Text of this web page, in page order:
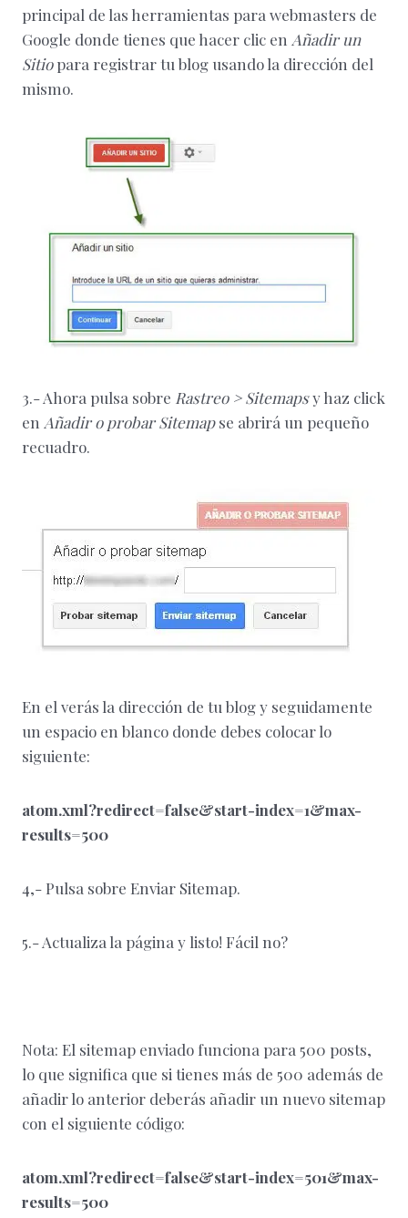
principal de las herramientas para webmasters de
Google donde tienes que hacer clic en Añadir un
Sitiopara registrar tu blog usando la dirección del
mismo.
3.- Ahora pulsa sobre Rastreo > Sitemapsy haz click
en Añadir o probar Sitemapse abrirá un pequeño
recuadro.
En el verás la dirección de tu blog y seguidamente
un espacio en blanco donde debes colocar lo
siguiente:
atom.xml?redirect=false&start-index=1&max-
results=500
4,- Pulsa sobre Enviar Sitemap.
5.- Actualiza la página y listo! Fácil no?
Nota: El sitemap enviado funciona para 500 posts,
lo que significa que si tienes más de 500 además de
añadir lo anterior deberás añadir un nuevo sitemap
con el siguiente código:
atom.xml?redirect=false&start-index=501&max-
results=500